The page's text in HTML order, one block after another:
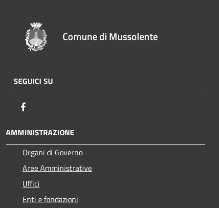
Comune di Mussolente
SEGUICI SU
AMMINISTRAZIONE
Organi di Governo
Aree Amministrative
Uffici
Enti e fondazioni